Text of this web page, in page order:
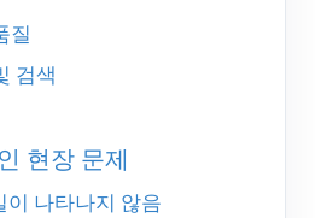
질
검색
현장 문제
이 나타나지 않음